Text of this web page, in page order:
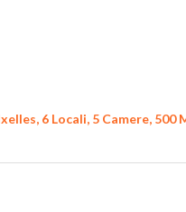
6 Locali, 5 Camere, 500